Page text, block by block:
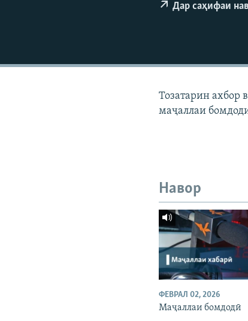
Дар саҳифаи
Тозатарин ахбор
маҷаллаи
Навор
ФЕВРАЛ 02, 2026
Маҷаллаи бомдодӣ